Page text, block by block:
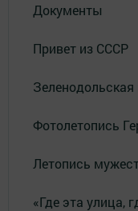
Документы
Привет из СССР
Зеленодольская
Фотолетопись
Летопись
«Где эта улица,